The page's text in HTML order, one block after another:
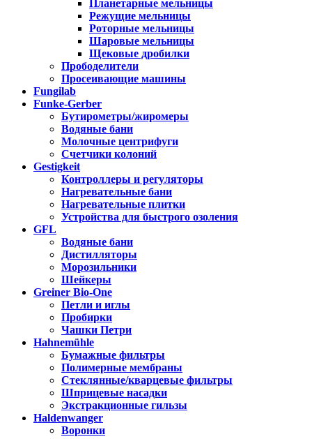
Планетарные мельницы
Режущие мельницы
Роторные мельницы
Шаровые мельницы
Щековые дробилки
Прободелители
Просеивающие машины
Fungilab
Funke-Gerber
Бутирометры/жиромеры
Водяные бани
Молочные центрифуги
Счетчики колоний
Gestigkeit
Контроллеры и регуляторы
Нагревательные бани
Нагревательные плитки
Устройства для быстрого озоления
GFL
Водяные бани
Дистилляторы
Морозильники
Шейкеры
Greiner Bio-One
Петли и иглы
Пробирки
Чашки Петри
Hahnemühle
Бумажные фильтры
Полимерные мембраны
Стеклянные/кварцевые фильтры
Шприцевые насадки
Экстракционные гильзы
Haldenwanger
Воронки